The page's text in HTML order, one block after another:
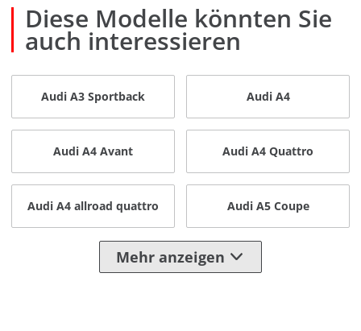
Diese Modelle könnten Sie
auch interessieren
Audi A3 Sportback Audi A4
Audi A4 Avant Audi A4 Quattro
Audi A4 allroad quattro Audi A5 Coupe
Mehr anzeigen